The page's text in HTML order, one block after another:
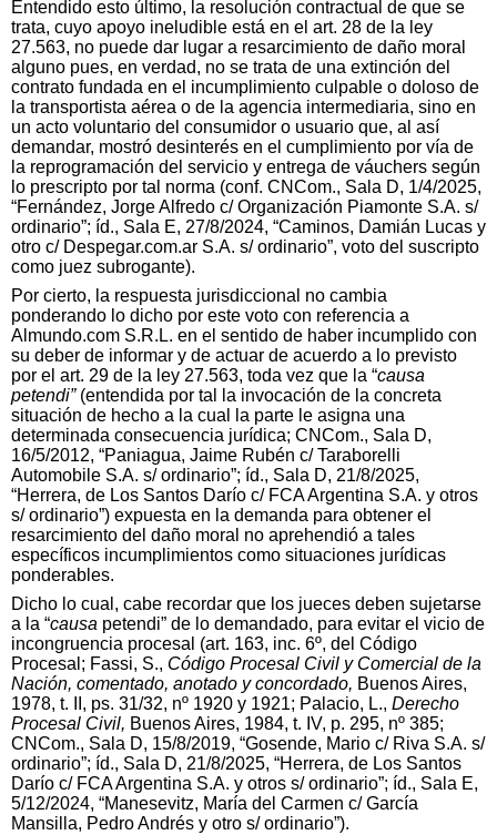
Entendido esto último, la resolución contractual de que se
trata, cuyo apoyo ineludible está en el art. 28 de la ley
27.563, no puede dar lugar a resarcimiento de daño moral
alguno pues, en verdad, no se trata de una extinción del
contrato fundada en el incumplimiento culpable o doloso de
la transportista aérea o de la agencia intermediaria, sino en
un acto voluntario del consumidor o usuario que, al así
demandar, mostró desinterés en el cumplimiento por vía de
la reprogramación del servicio y entrega de váuchers según
lo prescripto por tal norma (conf. CNCom., Sala D, 1/4/2025,
“Fernández, Jorge Alfredo c/ Organización Piamonte S.A. s/
ordinario”; íd., Sala E, 27/8/2024, “Caminos, Damián Lucas y
otro c/ Despegar.com.ar S.A. s/ ordinario”, voto del suscripto
como juez subrogante).
Por cierto, la respuesta jurisdiccional no cambia
ponderando lo dicho por este voto con referencia a
Almundo.com S.R.L. en el sentido de haber incumplido con
su deber de informar y de actuar de acuerdo a lo previsto
por el art. 29 de la ley 27.563, toda vez que la “causa
petendi” (entendida por tal la invocación de la concreta
situación de hecho a la cual la parte le asigna una
determinada consecuencia jurídica; CNCom., Sala D,
16/5/2012, “Paniagua, Jaime Rubén c/ Taraborelli
Automobile S.A. s/ ordinario”; íd., Sala D, 21/8/2025,
“Herrera, de Los Santos Darío c/ FCA Argentina S.A. y otros
s/ ordinario”) expuesta en la demanda para obtener el
resarcimiento del daño moral no aprehendió a tales
específicos incumplimientos como situaciones jurídicas
ponderables.
Dicho lo cual, cabe recordar que los jueces deben sujetarse
a la “causa petendi” de lo demandado, para evitar el vicio de
incongruencia procesal (art. 163, inc. 6º, del Código
Procesal; Fassi, S., Código Procesal Civil y Comercial de la
Nación, comentado, anotado y concordado, Buenos Aires,
1978, t. II, ps. 31/32, nº 1920 y 1921; Palacio, L., Derecho
Procesal Civil, Buenos Aires, 1984, t. IV, p. 295, nº 385;
CNCom., Sala D, 15/8/2019, “Gosende, Mario c/ Riva S.A. s/
ordinario”; íd., Sala D, 21/8/2025, “Herrera, de Los Santos
Darío c/ FCA Argentina S.A. y otros s/ ordinario”; íd., Sala E,
5/12/2024, “Manesevitz, María del Carmen c/ García
Mansilla, Pedro Andrés y otro s/ ordinario”).